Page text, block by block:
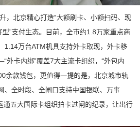
，北京精心打造“大额刷卡、小额扫码、现
型”支付生态。目前，全市约1.8万家重点商
1.14万台ATM机具支持外卡取现，外卡移
卡内绑”覆盖7大主流卡组织，“外包内
余款钱包，更值得一提的是，北京城市轨
、全时段、全闸口支持中国银联、万事
通五大国际卡组织拍卡过闸的纪录，让出行